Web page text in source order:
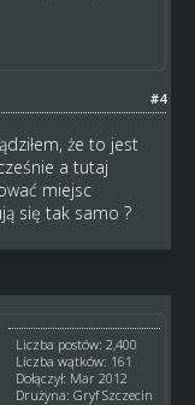
#4
że to jest
a tutaj
miejsc
się tak samo ?
Liczba postów: 2,400
Liczba wątków: 161
Dołączył: Mar 2012
Drużyna: Gryf Szczecin